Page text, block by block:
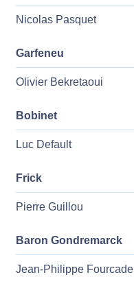
Nicolas Pasquet
Garfeneu
Olivier Bekretaoui
Bobinet
Luc Default
Frick
Pierre Guillou
Baron Gondremarck
Jean-Philippe Fourcade